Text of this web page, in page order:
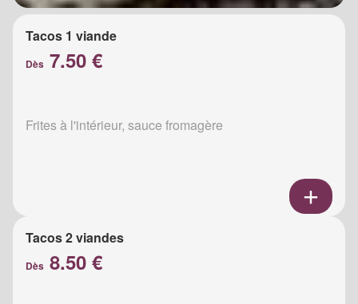
Tacos 1 viande
Dès 7.50 €
Frites à l'intérieur, sauce fromagère
Tacos 2 viandes
Dès 8.50 €